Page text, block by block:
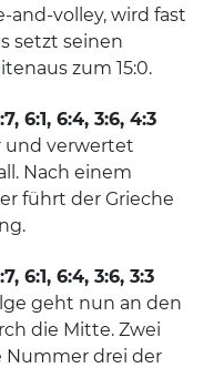
and-volley, wird fast
setzt seinen
zum 15:0.
6:1, 6:4, 3:6, 4:3
und verwertet
Nach einem
führt der Grieche
6:1, 6:4, 3:6, 3:3
geht nun an den
die Mitte. Zwei
Nummer drei der